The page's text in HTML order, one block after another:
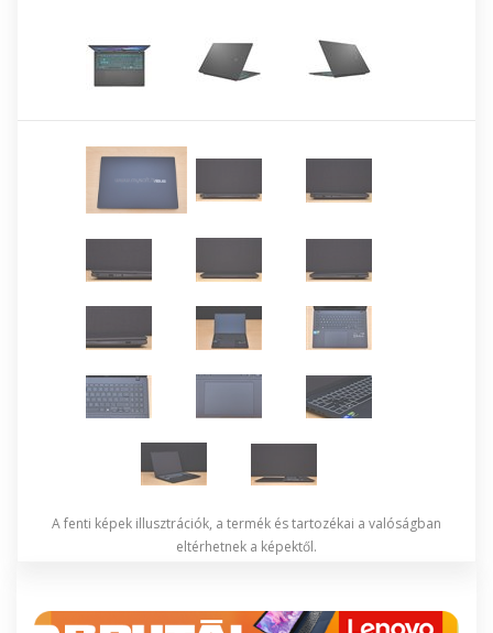
A fenti képek illusztrációk, a termék és tartozékai a valóságban
eltérhetnek a képektől.